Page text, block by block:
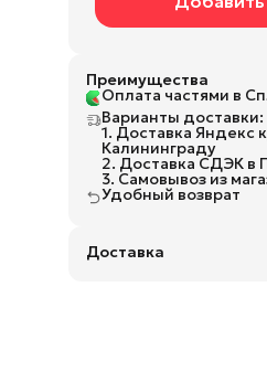
Преимущества
Оплата частями в
Варианты доставки:
1. Доставка Яндекс
Калининграду
2. Доставка СДЭК в
3. Самовывоз из
Удобный возврат
Доставка